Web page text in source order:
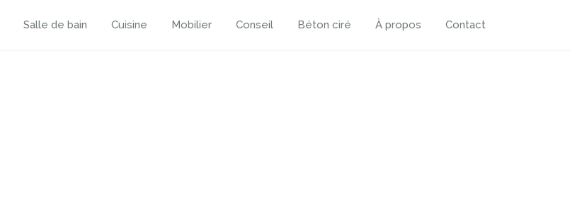
Salle de bain Cuisine Mobilier Conseil Béton ciré À propos Contact